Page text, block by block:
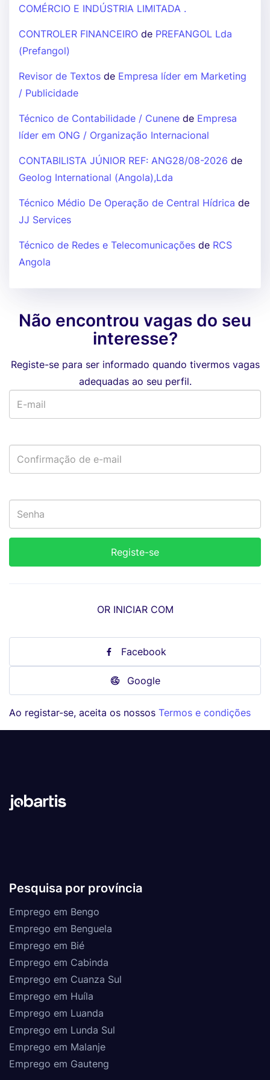
COMÉRCIO E INDÚSTRIA LIMITADA .
CONTROLER FINANCEIRO de PREFANGOL Lda
(Prefangol)
Revisor de Textos de Empresa líder em Marketing
/ Publicidade
Técnico de Contabilidade / Cunene de Empresa
líder em ONG / Organização Internacional
CONTABILISTA JÚNIOR REF: ANG28/08-2026 de
Geolog International (Angola),Lda
Técnico Médio De Operação de Central Hídrica de
JJ Services
Técnico de Redes e Telecomunicações de RCS
Angola
Não encontrou vagas do seu
interesse?
Registe-se para ser informado quando tivermos vagas
adequadas ao seu perfil.
OR INICIAR COM
Facebook
Google
Ao registar-se, aceita os nossos Termos e condições
Pesquisa por província
Emprego em Bengo
Emprego em Benguela
Emprego em Bié
Emprego em Cabinda
Emprego em Cuanza Sul
Emprego em Huíla
Emprego em Luanda
Emprego em Lunda Sul
Emprego em Malanje
Emprego em Gauteng